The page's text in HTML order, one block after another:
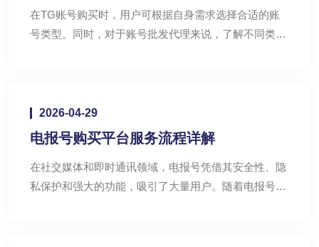
在TG账号购买时，用户可根据自身需求选择合适的账
号类型。同时，对于账号批发代理来说，了解不同类型
2026-04-29
电报号购买平台服务流程详解
在社交媒体和即时通讯领域，电报号凭借其安全性、隐
私保护和强大的功能，吸引了大量用户。随着电报号购